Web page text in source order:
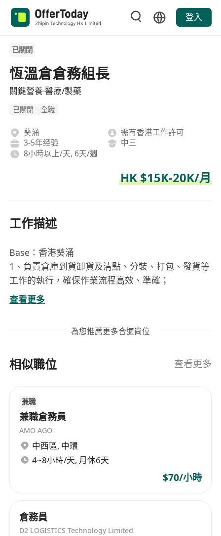
登入
已關閉
恆溫倉倉務組長
關鍵營養·醫療/製藥
已關閉 全職
葵涌
需有香港工作許可
3-5年经验
中三
8小時以上/天, 6天/週
HK $15K-20K/月
工作描述
Base：香港葵涌
1、負責倉庫到貨卸貨及清點、分裝、打包、發貨等
工作的執行，確保作業流程高效、準確；
2、按照操作規範和標準，操作相關機器設備，進行
保健品的分裝生產，保證分裝質量，完成每日生產
3、每日發貨及物流對接，確保每日出貨及時、順
4、監督和維護倉庫安全和衛生情況，確保貨物儲存
達成及貨物安全；
6、上級領導安排的臨時任務。
任職要求：
1.物流管理、供應鏈管理等相關專業優先；
2.3年以上倉庫管理經驗，熟悉進出口貿易倉庫作業
4.具備較強的組織協調能力、溝通能力和問題解決
能力，能夠應對突發情況；
查看更多
為您推薦更多合適崗位
相似職位 查看更多
兼職
兼職倉務員
AMO AGO
中西區, 中環
4~8小時/天, 月休6天
$70/小時
倉務員
D2 LOGISTICS Technology Limited